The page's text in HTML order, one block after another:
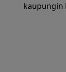
kaupungin